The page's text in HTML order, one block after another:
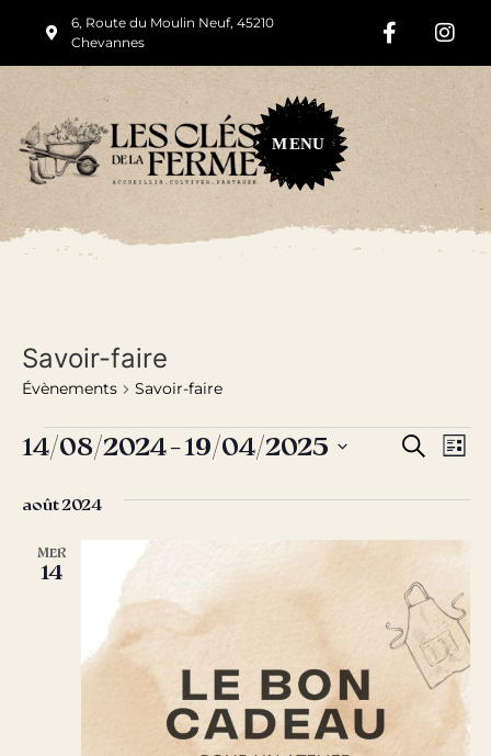
6, Route du Moulin Neuf, 45210
Chevannes
MENU
Savoir-faire
Évènements Savoir-faire
et
de
vues
Recherche
Liste
14/08/2024 - 19/04/2025
date.
août 2024
MER
14